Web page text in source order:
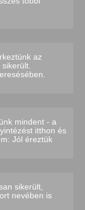
az
mindent - a
itthon és
Jól éreztük
sikerült,
nevében is